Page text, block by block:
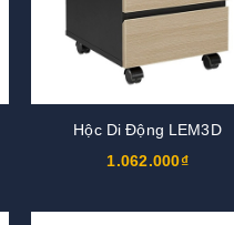
Hộc Di Động LEM3D
1.062.000₫